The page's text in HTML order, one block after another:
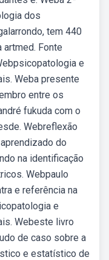
dos
tem 440
Fonte
e
Weba presente
entre os
fukuda com o
Webreflexão
do
na identificação
Webpaulo
e referência na
e
Webeste livro
de caso sobre a
e estatístico de